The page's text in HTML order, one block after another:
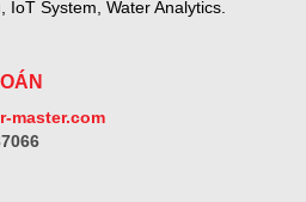
System, Water Analytics.
master.com